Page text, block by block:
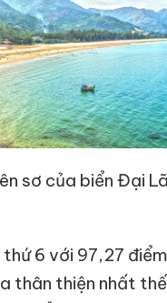
sơ của biển Đại
6 với 97,27
thân thiện nhất